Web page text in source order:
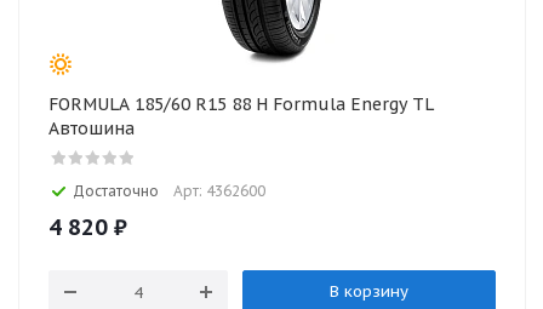
FORMULA 185/60 R15 88 H Formula Energy TL
Автошина
Достаточно Арт: 4362600
4 820 ₽
В корзину